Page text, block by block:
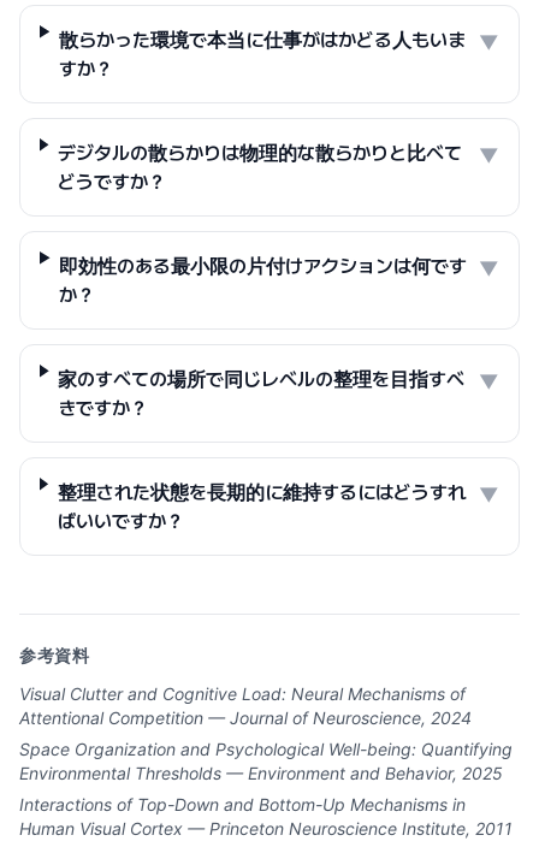
散らかった環境で本当に仕事がはかどる人もいま
すか？
▼
デジタルの散らかりは物理的な散らかりと比べて
どうですか？
▼
即効性のある最小限の片付けアクションは何です
か？
▼
家のすべての場所で同じレベルの整理を目指すべ
きですか？
▼
整理された状態を長期的に維持するにはどうすれ
ばいいですか？
▼
参考資料
Visual Clutter and Cognitive Load: Neural Mechanisms of
Attentional Competition — Journal of Neuroscience, 2024
Space Organization and Psychological Well-being: Quantifying
Environmental Thresholds — Environment and Behavior, 2025
Interactions of Top-Down and Bottom-Up Mechanisms in
Human Visual Cortex — Princeton Neuroscience Institute, 2011